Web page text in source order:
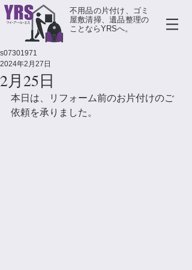
不用品の片付け、ゴミ
屋敷清掃、遺品整理の
ことならYRSへ。
2月25日
s07301971
2024年2月27日
本日は、リフォーム前のお片付けのご
依頼を承りました。